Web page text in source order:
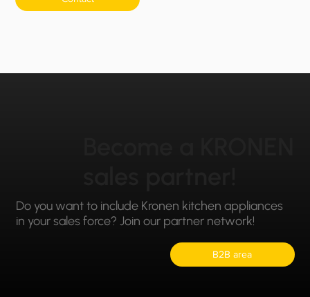
Do you want to include Kronen kitchen appliances
in your sales force? Join our partner network!
B2B area